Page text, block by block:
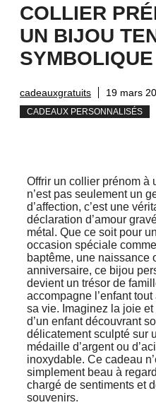
COLLIER
UN BIJOU
cadeauxgratuits 19 mars
CADEAUX PERSONNALISÉS
Offrir un collier prénom à
n’est pas seulement un
d’affection, c’est une
déclaration d’amour
métal. Que ce soit pour
occasion spéciale
baptême, une naissance
anniversaire, ce bijou
devient un trésor de
accompagne l’enfant
sa vie. Imaginez la joie et
d’un enfant découvrant
délicatement sculpté sur
médaille d’argent ou
inoxydable. Ce cadeau
simplement beau à
chargé de sentiments et
souvenirs.